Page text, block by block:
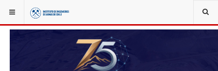
YOU ARE HERE: NOTICIAS